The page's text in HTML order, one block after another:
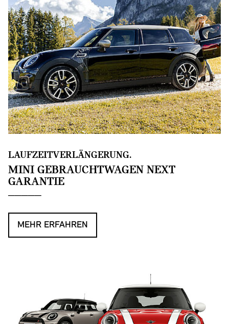
LAUFZEITVERLÄNGERUNG.
MINI GEBRAUCHTWAGEN NEXT
GARANTIE
MEHR ERFAHREN